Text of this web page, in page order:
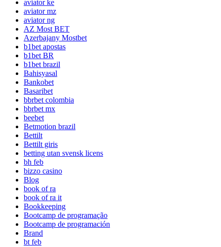
aviator ke
aviator mz
aviator ng
AZ Most BET
Azerbajany Mostbet
b1bet apostas
b1bet BR
b1bet brazil
Bahisyasal
Bankobet
Basaribet
bbrbet colombia
bbrbet mx
beebet
Betmotion brazil
Bettilt
Bettilt giris
betting utan svensk licens
bh feb
bizzo casino
Blog
book of ra
book of ra it
Bookkeeping
Bootcamp de programação
Bootcamp de programación
Brand
bt feb